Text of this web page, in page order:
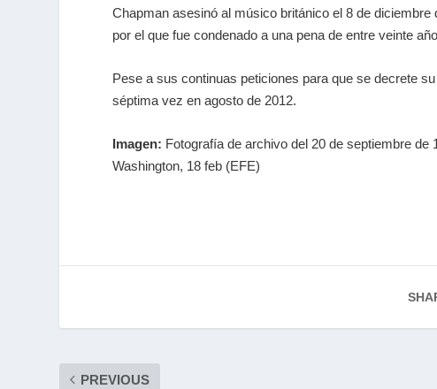
Chapman asesinó al músico británico el 8 de
por el que fue condenado a una pena de entre veinte
Pese a sus continuas peticiones para que se decrete
séptima vez en agosto de 2012.
Imagen: Fotografía de archivo del 20 de septiembre de
Washington, 18 feb (EFE)
PREVIOUS